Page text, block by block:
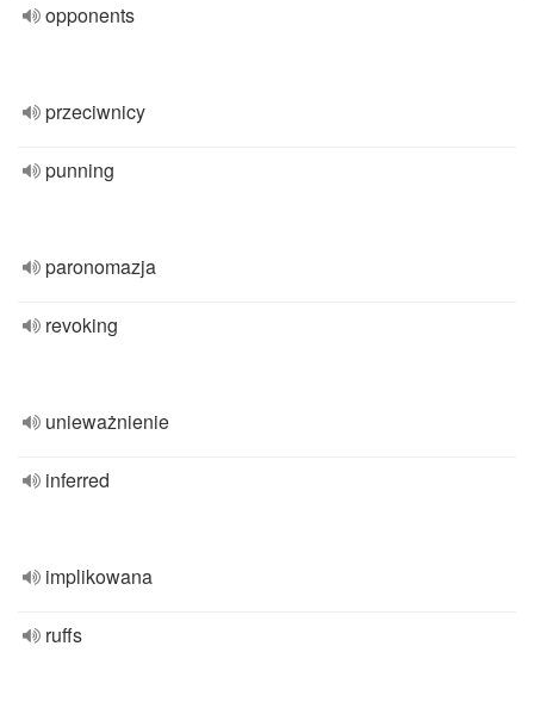
opponents
przeciwnicy
punning
paronomazja
revoking
unieważnienie
inferred
implikowana
ruffs